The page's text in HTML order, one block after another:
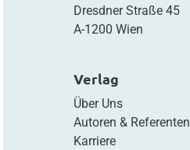
Dresdner Straße 45
A-1200 Wien
Verlag
Über Uns
Autoren & Referenten
Karriere